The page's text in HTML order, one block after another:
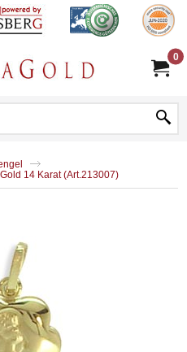
0
14 Karat (Art.213007)